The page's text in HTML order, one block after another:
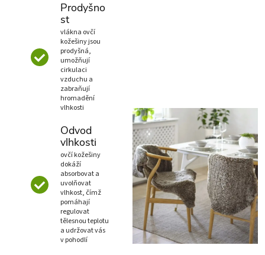
Prodyšno
st
vlákna ovčí
kožešiny jsou
prodyšná,
umožňují
cirkulaci
vzduchu a
zabraňují
hromadění
vlhkosti
Odvod
vlhkosti
ovčí kožešiny
dokáží
absorbovat a
uvolňovat
vlhkost, čímž
pomáhají
regulovat
tělesnou teplotu
a udržovat vás
v pohodlí